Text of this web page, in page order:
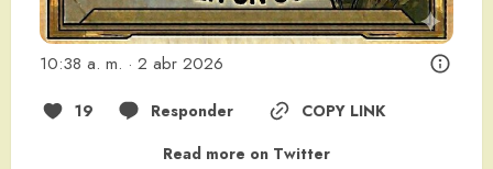
10:38 a. m. · 2 abr 2026
19 Responder
COPY LINK
Read more on Twitter